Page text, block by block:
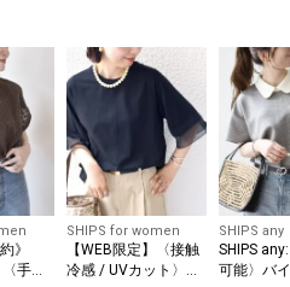
》
手洗
SHIPS for women
【WEB限定】〈接触
冷感 / UVカット〉シ
SHIPS any
SHIPS
可能〉バ